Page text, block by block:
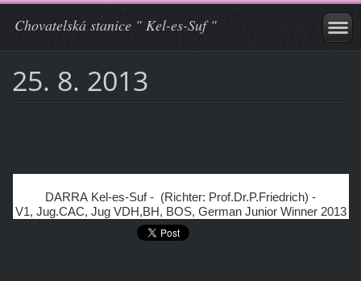
Chovatelská stanice " Kel-es-Suf "
25. 8. 2013
DARRA Kel-es-Suf - (Richter: Prof.Dr.P.Friedrich) -
V1, Jug.CAC, Jug VDH,BH, BOS, German Junior Winner 2013